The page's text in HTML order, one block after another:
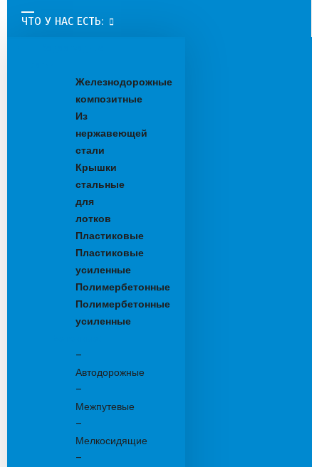
ЧТО У НАС ЕСТЬ:
Железнодорожные
композитные
Из
нержавеющей
стали
Крышки
стальные
для
лотков
Пластиковые
Пластиковые
усиленные
Полимербетонные
Полимербетонные
усиленные
–
Автодорожные
–
Межпутевые
–
Мелкосидящие
–